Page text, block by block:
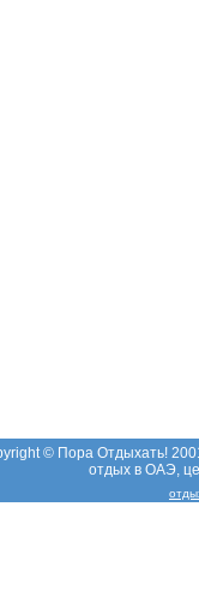
© Пора Отдыхать!
отдых в ОАЭ,